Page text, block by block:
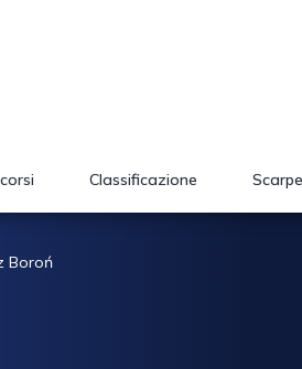
Classificazione
Boroń